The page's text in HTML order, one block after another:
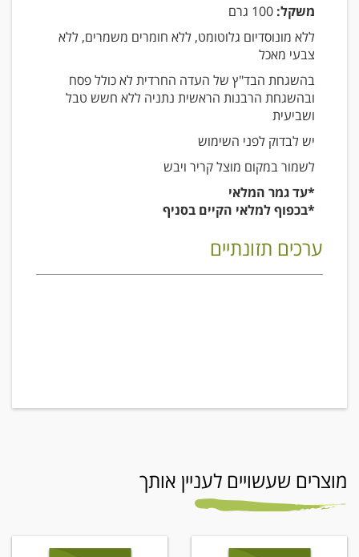
משקל:
ללא מונוסדיום גלוטומט, ללא חומרים משמרים, ללא
צבעי מאכל
בהשגחת הבד"ץ של העדה החרדית לא כולל פסח
ובהשגחת הרבנות הראשית נתניה ללא חשש טבל
ושביעית
יש לבדוק לפני השימוש
לשמור במקום מוצל קריר ויבש
*עד גמר המלאי
*בכפוף למלאי הקיים בסניף
ערכים תזונתיים
מוצרים שעשויים לעניין אותך